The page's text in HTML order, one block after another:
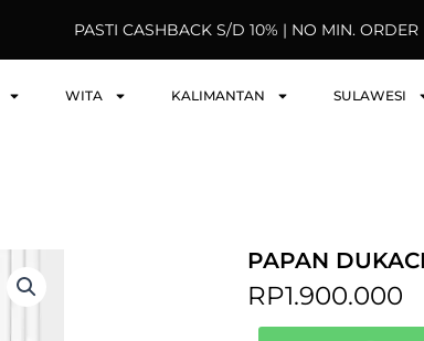
PASTI CASHBACK S/D 10% | NO MIN. ORDER
WITA KALIMANTAN SULAWESI
PAPAN
RP1.900.000